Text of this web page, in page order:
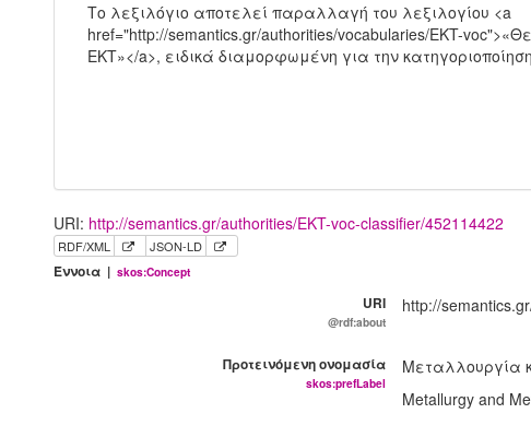
Το λεξιλόγιο αποτελεί παραλλαγή του λεξιλογίου <a
href="http://semantics.gr/authorities/vocabularies/EKT-
ΕΚΤ»</a>, ειδικά διαμορφωμένη για την
URI: http://semantics.gr/authorities/EKT-voc-classifier/452114422
RDF/XML JSON-LD
Έννοια | skos:Concept
URI
@rdf:about
http://
Προτεινόμενη ονομασία
skos:prefLabel
Μεταλλουργία
Metallurgy and